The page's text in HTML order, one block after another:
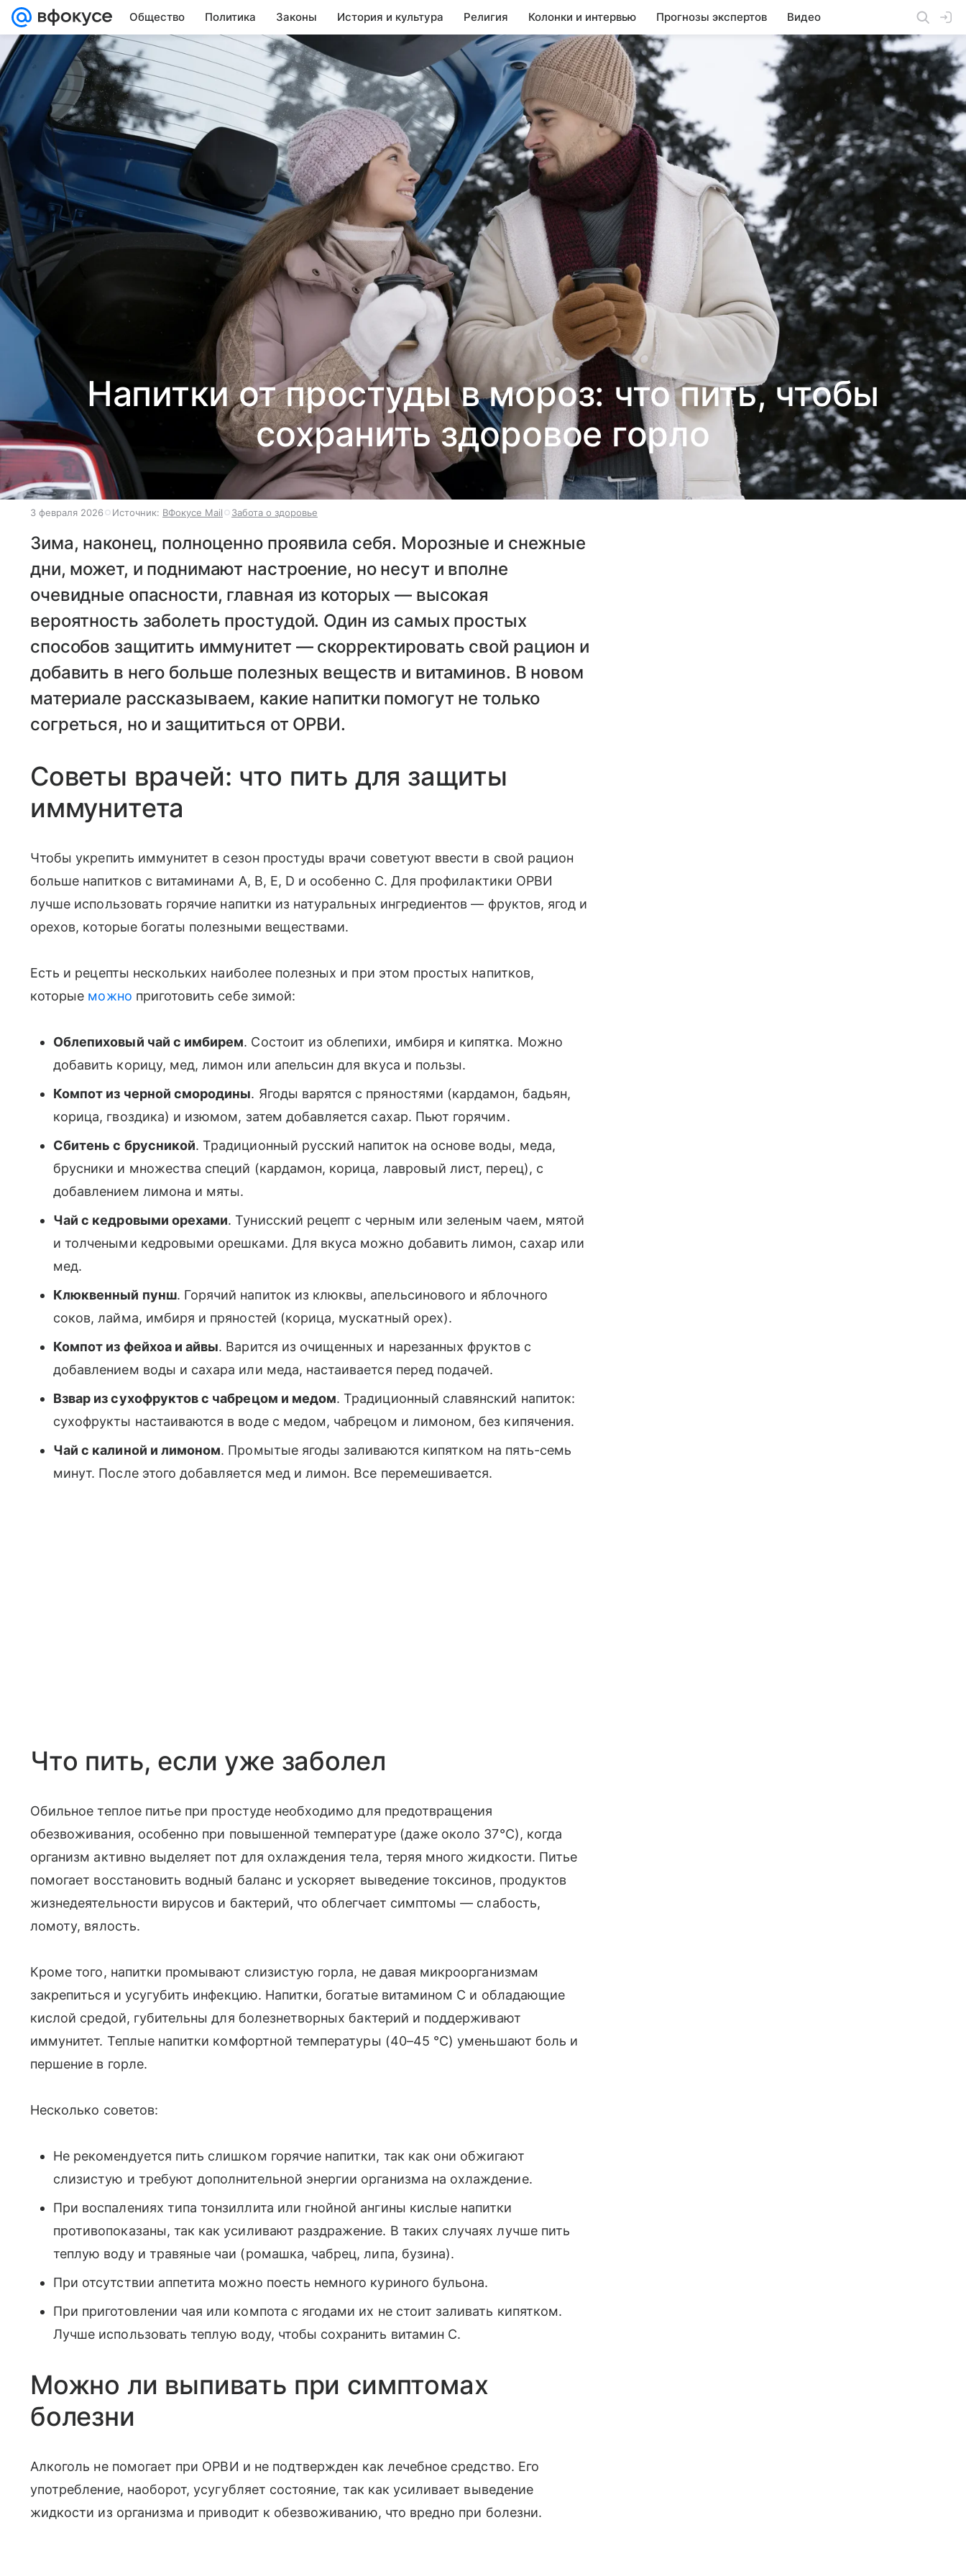
Общество Политика Законы История и культура Религия Колонки и интервью Прогнозы экспертов Видео
Напитки от простуды в мороз: что пить, чтобы
сохранить здоровое горло
3 февраля 2026 Источник: ВФокусе Mail Забота о здоровье
Зима, наконец, полноценно проявила себя. Морозные и снежные
дни, может, и поднимают настроение, но несут и вполне
очевидные опасности, главная из которых — высокая
вероятность заболеть простудой. Один из самых простых
способов защитить иммунитет — скорректировать свой рацион и
добавить в него больше полезных веществ и витаминов. В новом
материале рассказываем, какие напитки помогут не только
согреться, но и защититься от ОРВИ.
Советы врачей: что пить для защиты
иммунитета
Чтобы укрепить иммунитет в сезон простуды врачи советуют ввести в свой рацион
больше напитков с витаминами А, B, Е, D и особенно С. Для профилактики ОРВИ
лучше использовать горячие напитки из натуральных ингредиентов — фруктов, ягод и
орехов, которые богаты полезными веществами.
Есть и рецепты нескольких наиболее полезных и при этом простых напитков,
которые можно приготовить себе зимой:
Облепиховый чай с имбирем. Состоит из облепихи, имбиря и кипятка. Можно
добавить корицу, мед, лимон или апельсин для вкуса и пользы.
Компот из черной смородины. Ягоды варятся с пряностями (кардамон, бадьян,
корица, гвоздика) и изюмом, затем добавляется сахар. Пьют горячим.
Сбитень с брусникой. Традиционный русский напиток на основе воды, меда,
брусники и множества специй (кардамон, корица, лавровый лист, перец), с
добавлением лимона и мяты.
Чай с кедровыми орехами. Тунисский рецепт с черным или зеленым чаем, мятой
и толчеными кедровыми орешками. Для вкуса можно добавить лимон, сахар или
мед.
Клюквенный пунш. Горячий напиток из клюквы, апельсинового и яблочного
соков, лайма, имбиря и пряностей (корица, мускатный орех).
Компот из фейхоа и айвы. Варится из очищенных и нарезанных фруктов с
добавлением воды и сахара или меда, настаивается перед подачей.
Взвар из сухофруктов с чабрецом и медом. Традиционный славянский напиток:
сухофрукты настаиваются в воде с медом, чабрецом и лимоном, без кипячения.
Чай с калиной и лимоном. Промытые ягоды заливаются кипятком на пять-семь
минут. После этого добавляется мед и лимон. Все перемешивается.
Что пить, если уже заболел
Обильное теплое питье при простуде необходимо для предотвращения
обезвоживания, особенно при повышенной температуре (даже около 37°С), когда
организм активно выделяет пот для охлаждения тела, теряя много жидкости. Питье
помогает восстановить водный баланс и ускоряет выведение токсинов, продуктов
жизнедеятельности вирусов и бактерий, что облегчает симптомы — слабость,
ломоту, вялость.
Кроме того, напитки промывают слизистую горла, не давая микроорганизмам
закрепиться и усугубить инфекцию. Напитки, богатые витамином С и обладающие
кислой средой, губительны для болезнетворных бактерий и поддерживают
иммунитет. Теплые напитки комфортной температуры (40–45 °С) уменьшают боль и
першение в горле.
Несколько советов:
Не рекомендуется пить слишком горячие напитки, так как они обжигают
слизистую и требуют дополнительной энергии организма на охлаждение.
При воспалениях типа тонзиллита или гнойной ангины кислые напитки
противопоказаны, так как усиливают раздражение. В таких случаях лучше пить
теплую воду и травяные чаи (ромашка, чабрец, липа, бузина).
При отсутствии аппетита можно поесть немного куриного бульона.
При приготовлении чая или компота с ягодами их не стоит заливать кипятком.
Лучше использовать теплую воду, чтобы сохранить витамин С.
Можно ли выпивать при симптомах
болезни
Алкоголь не помогает при ОРВИ и не подтвержден как лечебное средство. Его
употребление, наоборот, усугубляет состояние, так как усиливает выведение
жидкости из организма и приводит к обезвоживанию, что вредно при болезни.